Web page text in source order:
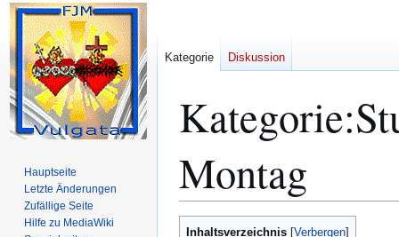
Kategorie:
Montag
Zur
Zur
Inhaltsverzeichnis
Kategorie Diskussion
Hauptseite
Letzte Änderungen
Zufällige Seite
Hilfe zu MediaWiki